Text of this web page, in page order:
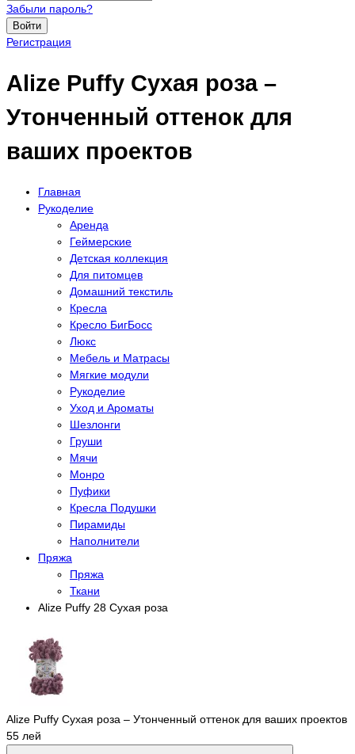
Забыли пароль?
Войти
Регистрация
Alize Puffy Сухая роза –
Утонченный оттенок для
ваших проектов
Главная
Рукоделие
Аренда
Геймерские
Детская коллекция
Для питомцев
Домашний текстиль
Кресла
Кресло БигБосс
Люкс
Мебель и Матрасы
Мягкие модули
Рукоделие
Уход и Ароматы
Шезлонги
Груши
Мячи
Монро
Пуфики
Кресла Подушки
Пирамиды
Наполнители
Пряжа
Пряжа
Ткани
Alize Puffy 28 Сухая роза
Alize Puffy Сухая роза – Утонченный оттенок для ваших проектов
55 лей